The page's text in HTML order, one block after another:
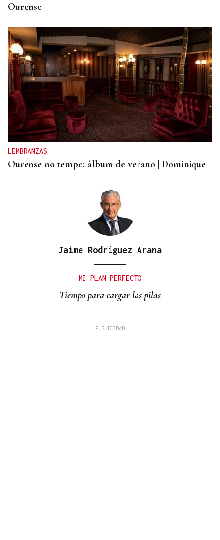
Ourense
LEMBRANZAS
Ourense no tempo: álbum de verano | Dominique
Jaime Rodríguez Arana
MI PLAN PERFECTO
Tiempo para cargar las pilas